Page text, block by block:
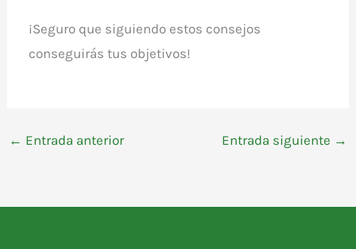
¡Seguro que siguiendo estos consejos
conseguirás tus objetivos!
← Entrada anterior Entrada siguiente →